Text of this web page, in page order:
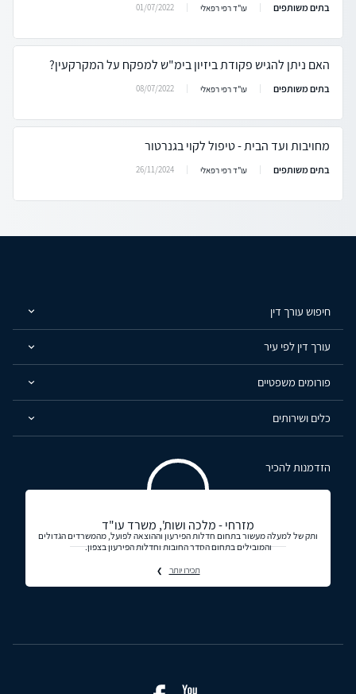
בתים משותפים עו"ד רפי רפאלי 01/07/2022
האם ניתן להגיש פקודת ביזיון בימ"ש למפקח על המקרקעין?
בתים משותפים עו"ד רפי רפאלי 08/07/2022
מחויבות ועד הבית - טיפול לקוי בגנרטור
בתים משותפים עו"ד רפי רפאלי 26/11/2024
חיפוש עורך דין
עורך דין לפי עיר
פורומים משפטיים
כלים ושירותים
הזדמנות להכיר
מזרחי - מלכה ושות', משרד עו"ד
ותק של למעלה מעשור בתחום חדלות הפירעון וההוצאה לפועל, מהמשרדים הגדולים
והמובילים בתחום הסדר החובות וחדלות הפירעון בצפון.
תכירו יותר